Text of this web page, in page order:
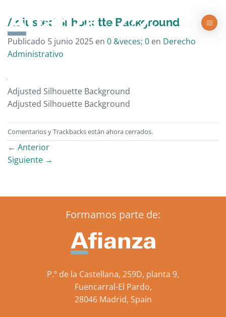
contenido
Adjusted Silhouette Background
Publicado 5 junio 2025 en 0 &veces; 0 en Derecho
Administrativo
Adjusted Silhouette Background
Adjusted Silhouette Background
Comentarios y Trackbacks están ahora cerrados.
← Anterior
Siguiente →
Formamos parte de:
P.º de la Castellana, 259D, planta 9,
Fuencarral-El Pardo,
28046 Madrid, Spain